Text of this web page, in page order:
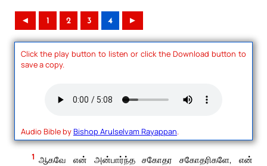
◄ 1 2 3 4 ►
Click the play button to listen or click the Download button to
save a copy.
Audio Bible byBishop Arulselvam Rayappan.
1 ஆகவே என் அன்பார்ந்த சகோதர சகோதரிகளே, என்